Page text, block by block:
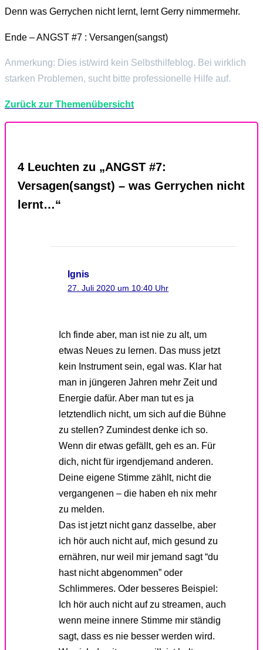
Denn was Gerrychen nicht lernt, lernt Gerry nimmermehr.
Ende – ANGST #7 : Versangen(sangst)
Anmerkung: Dies ist/wird kein Selbsthilfeblog. Bei wirklich
starken Problemen, sucht bitte professionelle Hilfe auf.
Zurück zur Themenübersicht
4 Leuchten zu „ANGST #7:
Versagen(sangst) – was Gerrychen nicht
lernt…“
Ignis
27. Juli 2020 um 10:40 Uhr
Ich finde aber, man ist nie zu alt, um
etwas Neues zu lernen. Das muss jetzt
kein Instrument sein, egal was. Klar hat
man in jüngeren Jahren mehr Zeit und
Energie dafür. Aber man tut es ja
letztendlich nicht, um sich auf die Bühne
zu stellen? Zumindest denke ich so.
Wenn dir etwas gefällt, geh es an. Für
dich, nicht für irgendjemand anderen.
Deine eigene Stimme zählt, nicht die
vergangenen – die haben eh nix mehr
zu melden.
Das ist jetzt nicht ganz dasselbe, aber
ich hör auch nicht auf, mich gesund zu
ernähren, nur weil mir jemand sagt “du
hast nicht abgenommen” oder
Schlimmeres. Oder besseres Beispiel:
Ich hör auch nicht auf zu streamen, auch
wenn meine innere Stimme mir ständig
sagt, dass es nie besser werden wird.